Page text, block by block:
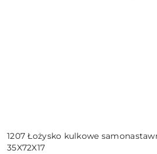
1207 Łożysko kulkowe
35X72X17